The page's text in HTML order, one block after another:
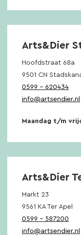
Arts&Dier
Hoofdstraat 68a
9501 CN
0599 – 620434
info@artsendier.nl
Maandag t/m
Arts&Dier
Markt 23
9561 KA Ter Apel
0599 – 587200
info@artsendier.nl